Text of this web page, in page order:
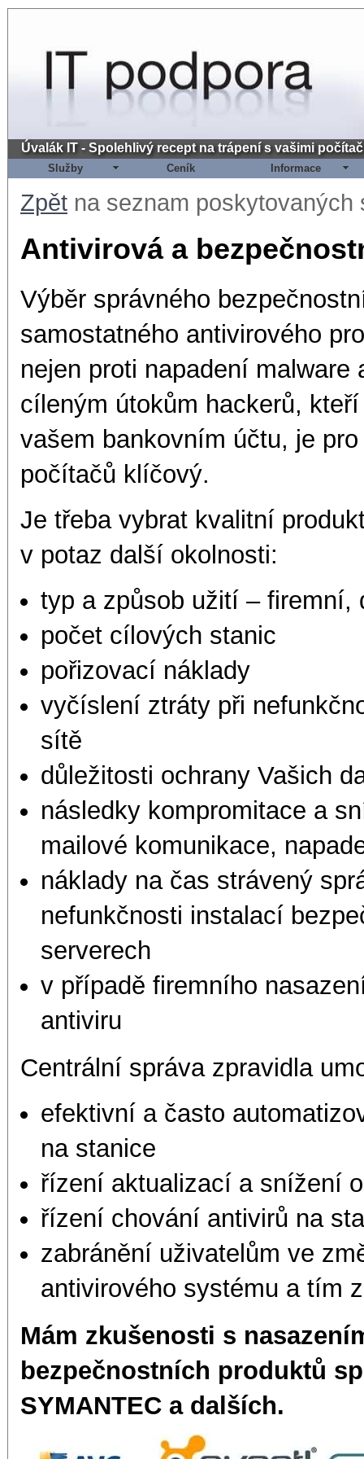
Úvalák IT - Spolehlivý recept na trápení s vašimi
Služby Ceník Informace
Zpět na seznam poskytovaných
Antivirová a
Výběr správného
samostatného antivirového
nejen proti napadení
cíleným útokům hackerů,
vašem bankovním účtu, je
počítačů klíčový.
Je třeba vybrat kvalitní
v potaz další okolnosti:
typ a způsob užití – firemní,
počet cílových stanic
pořizovací náklady
vyčíslení ztráty při
sítě
důležitosti ochrany Vašich
následky kompromitace a
mailové komunikace,
náklady na čas strávený
nefunkčnosti instalací
serverech
v případě firemního
antiviru
Centrální správa zpravidla
efektivní a často
na stanice
řízení aktualizací a snížení
řízení chování antivirů na
zabránění uživatelům ve
antivirového systému a tím
Mám zkušenosti s
bezpečnostních produktů
SYMANTEC a dalších.